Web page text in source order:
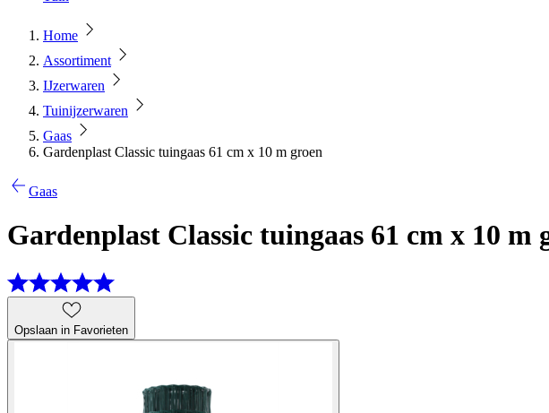
Home
Assortiment
IJzerwaren
Tuinijzerwaren
Gaas
Gardenplast Classic tuingaas 61 cm x 10 m groen
Gaas
Gardenplast Classic tuingaas 61 cm x 10 m
Opslaan in Favorieten